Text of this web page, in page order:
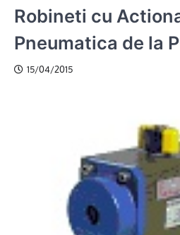
Robineti cu
Pneumatica de la
15/04/2015